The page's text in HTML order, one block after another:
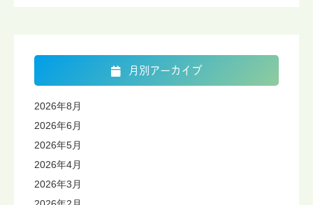
月別アーカイブ
2026年8月
2026年6月
2026年5月
2026年4月
2026年3月